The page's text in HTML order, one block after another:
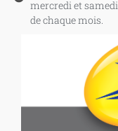
mercredi et
de chaque mois.